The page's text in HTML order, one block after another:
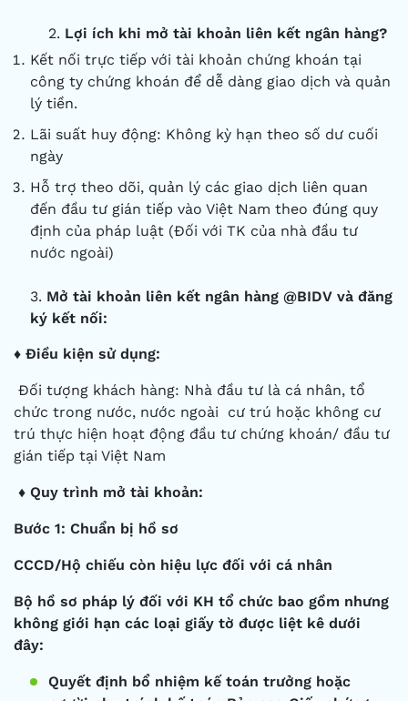
2. Lợi ích khi mở tài khoản liên kết ngân hàng?
Kết nối trực tiếp với tài khoản chứng khoán tại
công ty chứng khoán để dễ dàng giao dịch và quản
lý tiền.
Lãi suất huy động: Không kỳ hạn theo số dư cuối
ngày
Hỗ trợ theo dõi, quản lý các giao dịch liên quan
đến đầu tư gián tiếp vào Việt Nam theo đúng quy
định của pháp luật (Đối với TK của nhà đầu tư
nước ngoài)
3. Mở tài khoản liên kết ngân hàng @BIDV và đăng
ký kết nối:
♦ Điều kiện sử dụng:
Đối tượng khách hàng: Nhà đầu tư là cá nhân, tổ
chức trong nước, nước ngoài cư trú hoặc không cư
trú thực hiện hoạt động đầu tư chứng khoán/ đầu tư
gián tiếp tại Việt Nam
♦ Quy trình mở tài khoản:
Bước 1: Chuẩn bị hồ sơ
CCCD/Hộ chiếu còn hiệu lực đối với cá nhân
Bộ hồ sơ pháp lý đối với KH tổ chức bao gồm nhưng
không giới hạn các loại giấy tờ được liệt kê dưới
đây:
Quyết định bổ nhiệm kế toán trưởng hoặc